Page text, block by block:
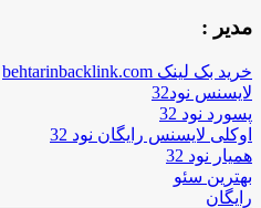
مدیر :
خرید بک لینک behtarinbacklink.com
لایسنس نود32
پسورد نود 32
اوکلی لایسنس رایگان نود 32
همیار نود 32
بهترین سئو
رایگان